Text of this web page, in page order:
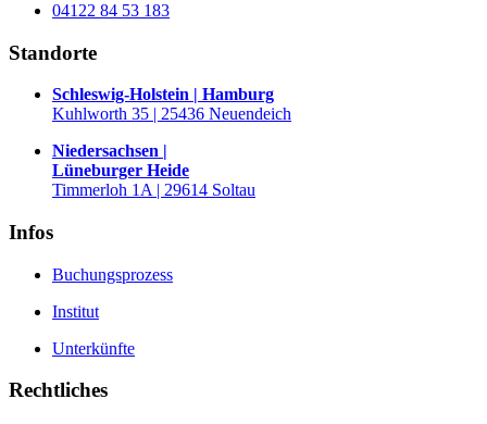
04122 84 53 183
Standorte
Schleswig-Holstein | Hamburg
Kuhlworth 35 | 25436 Neuendeich
Niedersachsen |
Lüneburger Heide
Timmerloh 1A | 29614 Soltau
Infos
Buchungsprozess
Institut
Unterkünfte
Rechtliches